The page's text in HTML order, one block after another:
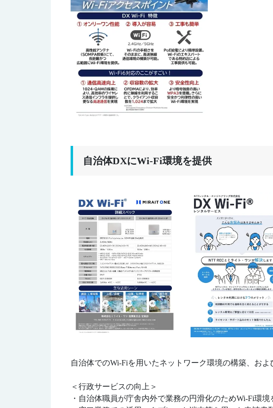
自治体DXにWi-Fi環境を提供
自治体でのWi-Fiを用いたネットワーク環境の構築、およ
＜行政サービスの向上＞
・自治体職員が庁舎内外で業務の円滑化のためWi-Fi環境